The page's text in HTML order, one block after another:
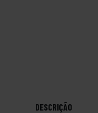
DESCRIÇÃO